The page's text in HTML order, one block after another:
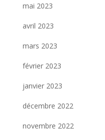
mai 2023
avril 2023
mars 2023
février 2023
janvier 2023
décembre 2022
novembre 2022